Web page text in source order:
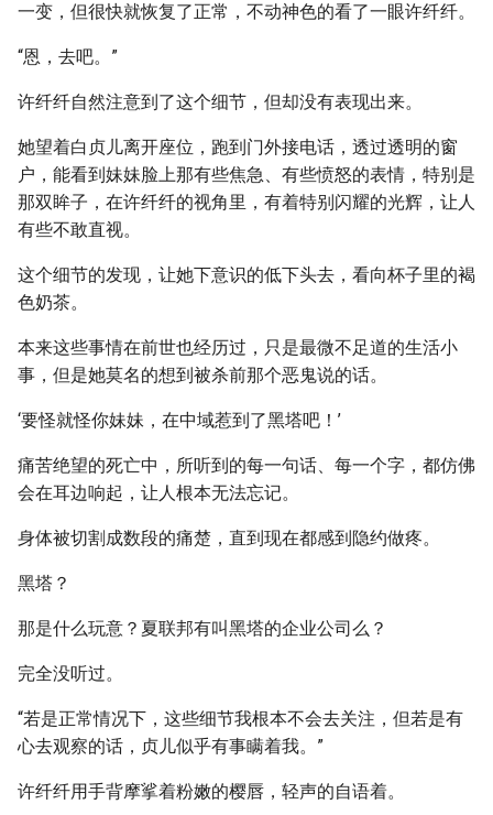
一变，但很快就恢复了正常，不动神色的看了一眼许纤纤。
“恩，去吧。”
许纤纤自然注意到了这个细节，但却没有表现出来。
她望着白贞儿离开座位，跑到门外接电话，透过透明的窗
户，能看到妹妹脸上那有些焦急、有些愤怒的表情，特别是
那双眸子，在许纤纤的视角里，有着特别闪耀的光辉，让人
有些不敢直视。
这个细节的发现，让她下意识的低下头去，看向杯子里的褐
色奶茶。
本来这些事情在前世也经历过，只是最微不足道的生活小
事，但是她莫名的想到被杀前那个恶鬼说的话。
‘要怪就怪你妹妹，在中域惹到了黑塔吧！’
痛苦绝望的死亡中，所听到的每一句话、每一个字，都仿佛
会在耳边响起，让人根本无法忘记。
身体被切割成数段的痛楚，直到现在都感到隐约做疼。
黑塔？
那是什么玩意？夏联邦有叫黑塔的企业公司么？
完全没听过。
“若是正常情况下，这些细节我根本不会去关注，但若是有
心去观察的话，贞儿似乎有事瞒着我。”
许纤纤用手背摩挲着粉嫩的樱唇，轻声的自语着。